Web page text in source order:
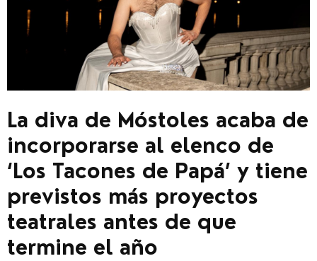
La diva de Móstoles acaba de
incorporarse al elenco de
‘Los Tacones de Papá’ y tiene
previstos más proyectos
teatrales antes de que
termine el año